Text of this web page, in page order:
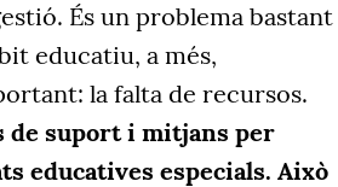
És un problema bastant
educatiu, a més,
la falta de recursos.
de suport i mitjans per
educatives especials. Això